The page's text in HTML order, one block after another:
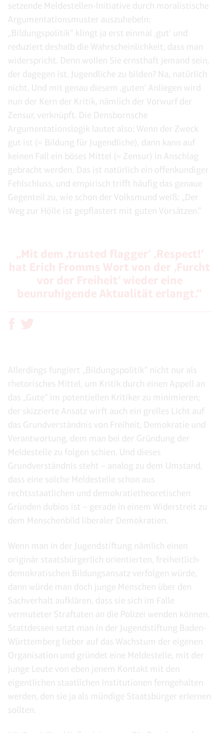
setzende Meldestellen-Initiative durch moralistische
Argumentationsmuster auszuhebeln:
„Bildungspolitik“ klingt ja erst einmal ‚gut‘ und
reduziert deshalb die Wahrscheinlichkeit, dass man
widerspricht. Denn wollen Sie ernsthaft jemand sein,
der dagegen ist, Jugendliche zu bilden? Na, natürlich
nicht. Und mit genau diesem ‚guten‘ Anliegen wird
nun der Kern der Kritik, nämlich der Vorwurf der
Zensur, verknüpft. Die Densbornsche
Argumentationslogik lautet also: Wenn der Zweck
gut ist (= Bildung für Jugendliche), dann kann auf
keinen Fall ein böses Mittel (= Zensur) in Anschlag
gebracht werden. Das ist natürlich ein offenkundiger
Fehlschluss, und empirisch trifft häufig das genaue
Gegenteil zu, wie schon der Volksmund weiß: „Der
Weg zur Hölle ist gepflastert mit guten Vorsätzen.“
Allerdings fungiert „Bildungspolitik“ nicht nur als
rhetorisches Mittel, um Kritik durch einen Appell an
das „Gute“ im potentiellen Kritiker zu minimieren;
der skizzierte Ansatz wirft auch ein grelles Licht auf
das Grundverständnis von Freiheit, Demokratie und
Verantwortung, dem man bei der Gründung der
Meldestelle zu folgen schien. Und dieses
Grundverständnis steht – analog zu dem Umstand,
dass eine solche Meldestelle schon aus
rechtsstaatlichen und demokratietheoretischen
Gründen dubios ist – gerade in einem Widerstreit zu
dem Menschenbild liberaler Demokratien.
Wenn man in der Jugendstiftung nämlich einen
originär staatsbürgerlich orientierten, freiheitlich-
demokratischen Bildungsansatz verfolgen würde,
dann würde man doch junge Menschen über den
Sachverhalt aufklären, dass sie sich im Falle
vermuteter Straftaten an die Polizei wenden können.
Stattdessen setzt man in der Jugendstiftung Baden-
Württemberg lieber auf das Wachstum der eigenen
Organisation und gründet eine Meldestelle, mit der
junge Leute von eben jenem Kontakt mit den
eigentlichen staatlichen Institutionen ferngehalten
werden, den sie ja als mündige Staatsbürger erlernen
sollten.